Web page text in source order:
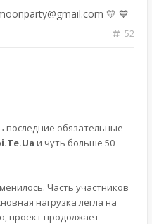
💛 💙
52
последние обязательные
и чуть больше 50
Часть участников
нагрузка легла на
проект продолжает